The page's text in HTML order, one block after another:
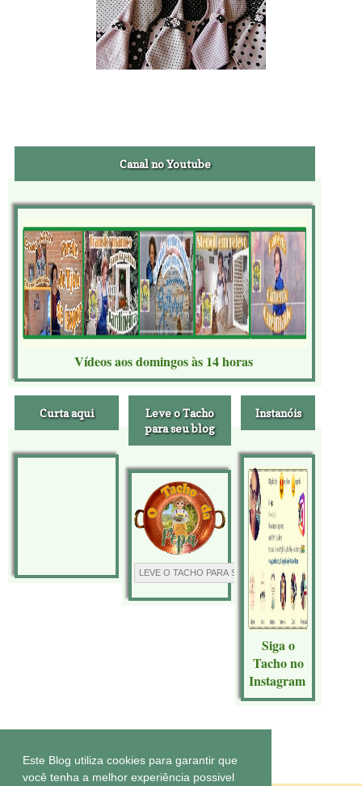
Este Blog utiliza cookies para garantir que
você tenha a melhor experiência possivel
Canal no Youtube
Vídeos aos domingos às 14 horas
Curta aqui
Leve o Tacho
para seu blog
Instanóis
Siga o
Tacho no
Instagram